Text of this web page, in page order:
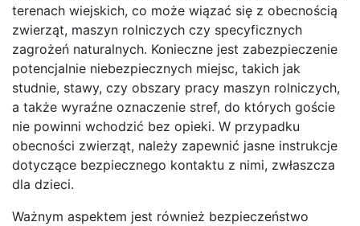
terenach wiejskich, co może wiązać się z obecnością
zwierząt, maszyn rolniczych czy specyficznych
zagrożeń naturalnych. Konieczne jest zabezpieczenie
potencjalnie niebezpiecznych miejsc, takich jak
studnie, stawy, czy obszary pracy maszyn rolniczych,
a także wyraźne oznaczenie stref, do których goście
nie powinni wchodzić bez opieki. W przypadku
obecności zwierząt, należy zapewnić jasne instrukcje
dotyczące bezpiecznego kontaktu z nimi, zwłaszcza
dla dzieci.
Ważnym aspektem jest również bezpieczeństwo